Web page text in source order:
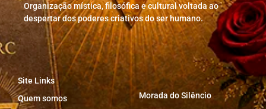
Organização mística, filosófica e cultural voltada ao
despertar dos poderes criativos do ser humano.
Site Links
Quem somos
Morada do Silêncio